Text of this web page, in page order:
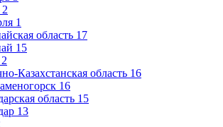
2
1
область 17
15
2
Казахстанская область 16
16
область 15
13